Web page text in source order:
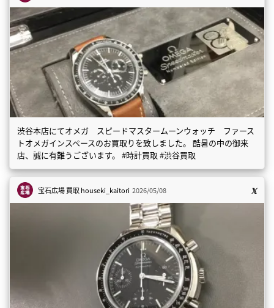
渋谷本店にてオメガ スピードマスタームーンウォッチ ファース
トオメガインスペースのお買取りを致しました。 酷暑の中の御来
店、誠に有難うございます。 #時計買取 #渋谷買取
宝石広場 買取houseki_kaitori 2026/05/08